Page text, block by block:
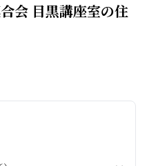
会 目黒講座室の住